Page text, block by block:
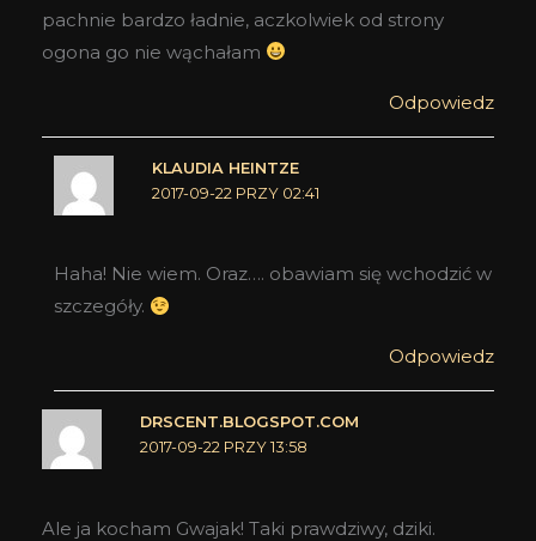
pachnie bardzo ładnie, aczkolwiek od strony
ogona go nie wąchałam
Odpowiedz
KLAUDIA HEINTZE
2017-09-22 PRZY 02:41
Haha! Nie wiem. Oraz…. obawiam się wchodzić w
szczegóły.
Odpowiedz
DRSCENT.BLOGSPOT.COM
2017-09-22 PRZY 13:58
Ale ja kocham Gwajak! Taki prawdziwy, dziki.